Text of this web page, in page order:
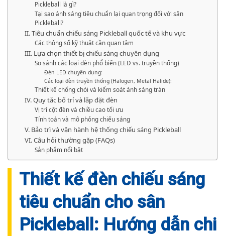
Pickleball là gì?
Tại sao ánh sáng tiêu chuẩn lại quan trọng đối với sân
Pickleball?
II. Tiêu chuẩn chiếu sáng Pickleball quốc tế và khu vực
Các thông số kỹ thuật cần quan tâm
III. Lựa chọn thiết bị chiếu sáng chuyên dụng
So sánh các loại đèn phổ biến (LED vs. truyền thống)
Đèn LED chuyên dụng:
Các loại đèn truyền thống (Halogen, Metal Halide):
Thiết kế chống chói và kiểm soát ánh sáng tràn
IV. Quy tắc bố trí và lắp đặt đèn
Vị trí cột đèn và chiều cao tối ưu
Tính toán và mô phỏng chiếu sáng
V. Bảo trì và vận hành hệ thống chiếu sáng Pickleball
VI. Câu hỏi thường gặp (FAQs)
Sản phẩm nổi bật
Thiết kế đèn chiếu sáng
tiêu chuẩn cho sân
Pickleball: Hướng dẫn chi